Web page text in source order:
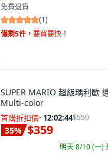
免費退貨
(1)
僅剩5件， 要買要快！
SUPER MARIO 超級瑪利歐
Multi-color
首購折扣價· 12:02:43$559
35% $359
明天 8/10 (一)